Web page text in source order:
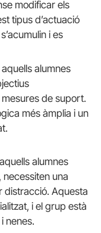
modificar els
tipus d’actuació
i es
alumnes
mesures de suport.
més àmplia i un
alumnes
una
distracció. Aquesta
i el grup està
nenes.